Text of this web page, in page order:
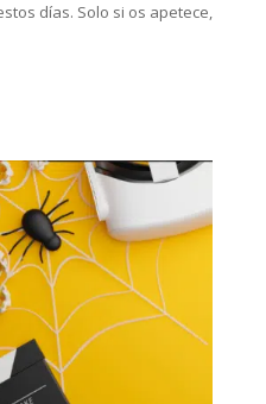
días. Solo si os apetece,